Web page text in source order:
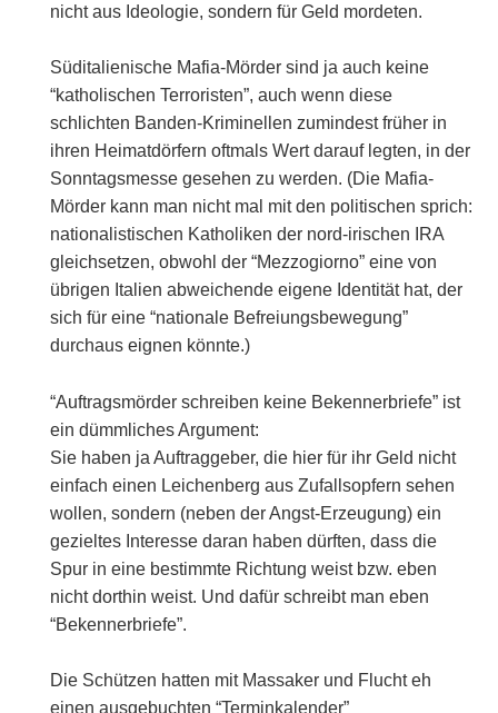
nicht aus Ideologie, sondern für Geld mordeten.
Süditalienische Mafia-Mörder sind ja auch keine
“katholischen Terroristen”, auch wenn diese
schlichten Banden-Kriminellen zumindest früher in
ihren Heimatdörfern oftmals Wert darauf legten, in der
Sonntagsmesse gesehen zu werden. (Die Mafia-
Mörder kann man nicht mal mit den politischen sprich:
nationalistischen Katholiken der nord-irischen IRA
gleichsetzen, obwohl der “Mezzogiorno” eine von
übrigen Italien abweichende eigene Identität hat, der
sich für eine “nationale Befreiungsbewegung”
durchaus eignen könnte.)
“Auftragsmörder schreiben keine Bekennerbriefe” ist
ein dümmliches Argument:
Sie haben ja Auftraggeber, die hier für ihr Geld nicht
einfach einen Leichenberg aus Zufallsopfern sehen
wollen, sondern (neben der Angst-Erzeugung) ein
gezieltes Interesse daran haben dürften, dass die
Spur in eine bestimmte Richtung weist bzw. eben
nicht dorthin weist. Und dafür schreibt man eben
“Bekennerbriefe”.
Die Schützen hatten mit Massaker und Flucht eh
einen ausgebuchten “Terminkalender”